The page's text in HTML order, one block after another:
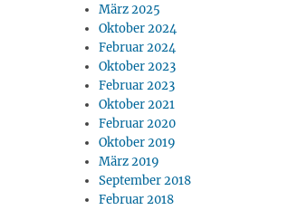
März 2025
Oktober 2024
Februar 2024
Oktober 2023
Februar 2023
Oktober 2021
Februar 2020
Oktober 2019
März 2019
September 2018
Februar 2018